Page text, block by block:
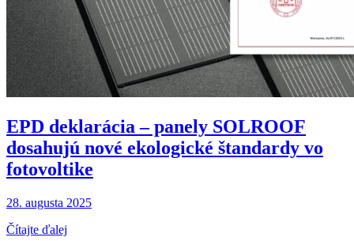
EPD deklarácia – panely SOLROOF
dosahujú nové ekologické štandardy vo
fotovoltike
28. augusta 2025
Čítajte ďalej